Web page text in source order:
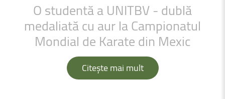
O studentăa UNITBV - dublă
medaliatăcu aur laCampionatul
Mondial de Karate din Mexic
Citește mai mult